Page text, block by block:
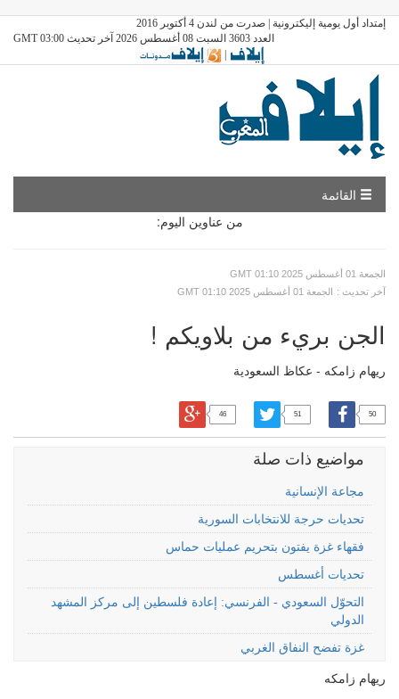
إمتداد أول يومية إليكترونية | صدرت من لندن 4 أكتوبر 2016
العدد 3603 السبت 08 أغسطس 2026 آخر تحديث GMT 03:00
|
القائمة
من عناوين اليوم:
GMT الجمعة 01 أغسطس 2025 01:10
GMT الجمعة 01 أغسطس 2025 01:10
: آخر تحديث
الجن بريء من بلاويكم !
ريهام زامكه - عكاظ السعودية
50
51
46
مواضيع ذات صلة
مجاعة الإنسانية
تحديات حرجة للانتخابات السورية
فقهاء غزة يفتون بتحريم عمليات حماس
تحديات أغسطس
التحوّل السعودي - الفرنسي: إعادة فلسطين إلى مركز المشهد
الدولي
غزة تفضح النفاق الغربي
ريهام زامكه